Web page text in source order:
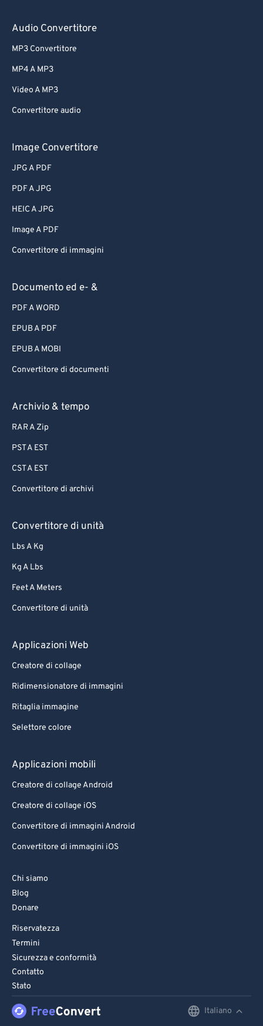
Audio Convertitore
MP3 Convertitore
MP4 A MP3
Video A MP3
Convertitore audio
Image Convertitore
JPG A PDF
PDF A JPG
HEIC A JPG
Image A PDF
Convertitore di immagini
Documento ed e- &
PDF A WORD
EPUB A PDF
EPUB A MOBI
Convertitore di documenti
Archivio & tempo
RAR A Zip
PST A EST
CST A EST
Convertitore di archivi
Convertitore di unità
Lbs A Kg
Kg A Lbs
Feet A Meters
Convertitore di unità
Applicazioni Web
Creatore di collage
Ridimensionatore di immagini
Ritaglia immagine
Selettore colore
Applicazioni mobili
Creatore di collage Android
Creatore di collage iOS
Convertitore di immagini Android
Convertitore di immagini iOS
Chi siamo
Blog
Donare
Riservatezza
Termini
Sicurezza e conformità
Contatto
Stato
Italiano